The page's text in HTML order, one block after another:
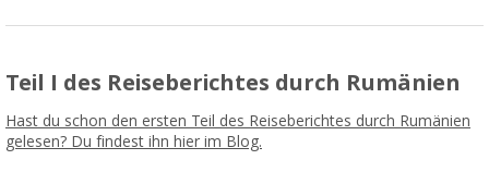
Teil I des Reiseberichtes durch Rumänien
Hast du schon den ersten Teil des Reiseberichtes durch Rumänien
gelesen? Du findest ihn hier im Blog.